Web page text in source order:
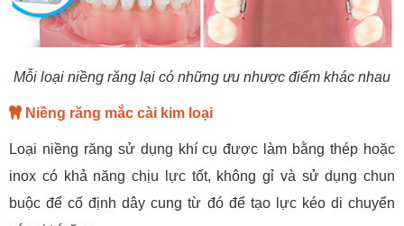
Mỗi loại niềng răng lại có những ưu nhược điểm khác nhau
Niềng răng mắc cài kim loại
Loại niềng răng sử dụng khí cụ được làm bằng thép hoặc
inox có khả năng chịu lực tốt, không gỉ và sử dụng chun
buộc để cố định dây cung từ đó để tạo lực kéo di chuyển